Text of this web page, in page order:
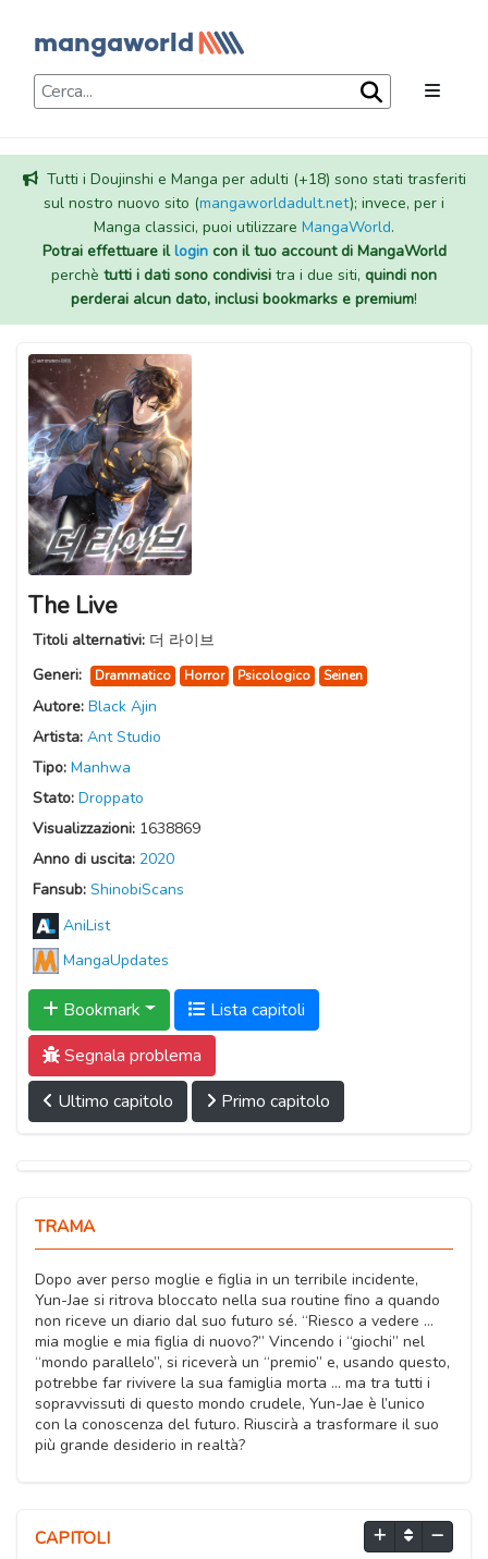
Tutti i Doujinshi e Manga per adulti (+18) sono stati trasferiti
sul nostro nuovo sito (mangaworldadult.net); invece, per i
Manga classici, puoi utilizzare MangaWorld.
Potrai effettuare illogincon il tuo account di MangaWorld
perchè tutti i dati sono condivisi tra i due siti, quindi non
perderai alcun dato, inclusi bookmarks e premium!
The Live
Titoli alternativi: 더 라이브
Generi:
Drammatico Horror Psicologico Seinen
Autore: Black Ajin
Artista: Ant Studio
Tipo: Manhwa
Stato: Droppato
Visualizzazioni: 1638869
Anno di uscita: 2020
Fansub: ShinobiScans
AniList
MangaUpdates
Bookmark
Lista capitoli
Segnala problema
Ultimo capitolo
Primo capitolo
TRAMA
Dopo aver perso moglie e figlia in un terribile incidente,
Yun-Jae si ritrova bloccato nella sua routine fino a quando
non riceve un diario dal suo futuro sé. “Riesco a vedere …
mia moglie e mia figlia di nuovo?” Vincendo i “giochi” nel
“mondo parallelo”, si riceverà un “premio” e, usando questo,
potrebbe far rivivere la sua famiglia morta … ma tra tutti i
sopravvissuti di questo mondo crudele, Yun-Jae è l’unico
con la conoscenza del futuro. Riuscirà a trasformare il suo
più grande desiderio in realtà?
CAPITOLI